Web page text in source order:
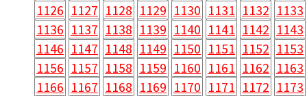
1126 1127 1128 1129 1130 1131 1132 1133
1136 1137 1138 1139 1140 1141 1142 1143
1146 1147 1148 1149 1150 1151 1152 1153
1156 1157 1158 1159 1160 1161 1162 1163
1166 1167 1168 1169 1170 1171 1172 1173